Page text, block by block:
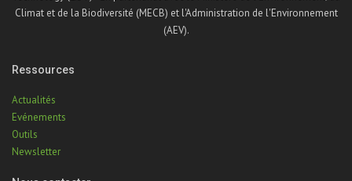
Climat et de la Biodiversité (MECB) et l'Administration de l'Environnement
(AEV).
Ressources
Actualités
Evénements
Outils
Newsletter